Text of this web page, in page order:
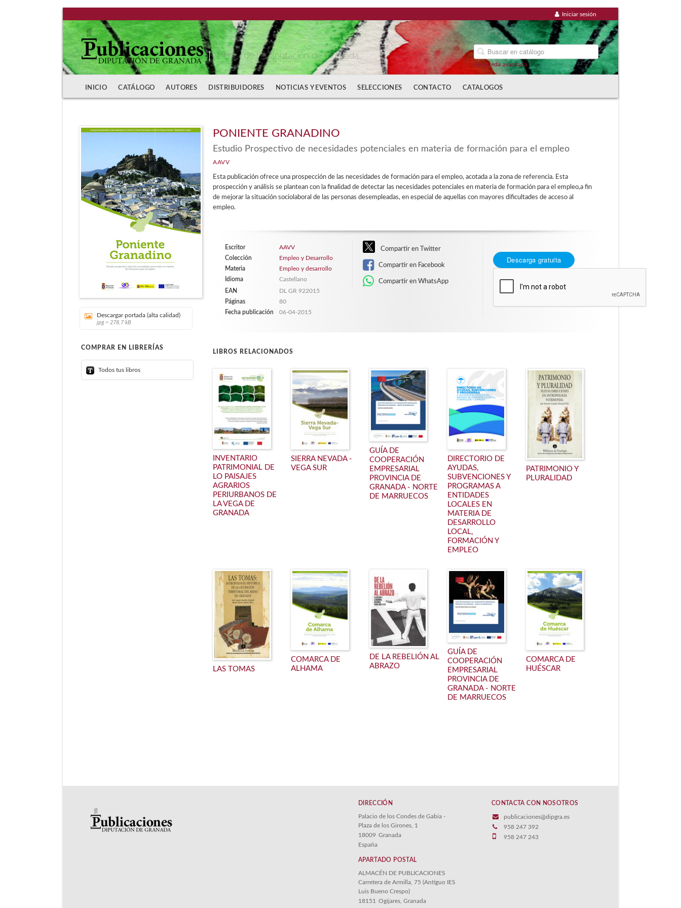
Iniciar sesión
Libros de la Diputación de Granada
Búsqueda avanzada
INICIO CATÁLOGO AUTORES DISTRIBUIDORES NOTICIAS Y EVENTOS SELECCIONES CONTACTO CATALOGOS
Descargar portada (alta calidad)
jpg ~ 278.7 kB
COMPRAR EN LIBRERÍAS
Todos tus libros
PONIENTE GRANADINO
Estudio Prospectivo de necesidades potenciales en materia de formación para el empleo
AAVV
Esta publicación ofrece una prospección de las necesidades de formación para el empleo, acotada a la zona de referencia. Esta
prospección y análisis se plantean con la finalidad de detectar las necesidades potenciales en materia de formación para el empleo,a fin
de mejorar la situación sociolaboral de las personas desempleadas, en especial de aquellas con mayores dificultades de acceso al
empleo.
Escritor
AAVV
Colección
Empleo y Desarrollo
Materia
Empleo y desarrollo
Idioma
Castellano
EAN
DL GR 922015
Páginas
80
Fecha publicación
06-04-2015
Compartir en Twitter
Compartir en Facebook
Compartir en WhatsApp
Descarga gratuita
LIBROS RELACIONADOS
INVENTARIO
PATRIMONIAL DE
LO PAISAJES
AGRARIOS
PERIURBANOS DE
LA VEGA DE
GRANADA
SIERRA NEVADA -
VEGA SUR
GUÍA DE
COOPERACIÓN
EMPRESARIAL
PROVINCIA DE
GRANADA - NORTE
DE MARRUECOS
DIRECTORIO DE
AYUDAS,
SUBVENCIONES Y
PROGRAMAS A
ENTIDADES
LOCALES EN
MATERIA DE
DESARROLLO
LOCAL,
FORMACIÓN Y
EMPLEO
PATRIMONIO Y
PLURALIDAD
LAS TOMAS
COMARCA DE
ALHAMA
DE LA REBELIÓN AL
ABRAZO
GUÍA DE
COOPERACIÓN
EMPRESARIAL
PROVINCIA DE
GRANADA - NORTE
DE MARRUECOS
COMARCA DE
HUÉSCAR
DIRECCIÓN
Palacio de los Condes de Gabia -
Plaza de los Girones, 1
18009 Granada
España
APARTADO POSTAL
ALMACÉN DE PUBLICACIONES
Carretera de Armilla, 75 (Antiguo IES
Luis Bueno Crespo)
18151 Ogíjares, Granada
CONTACTA CON NOSOTROS
publicaciones@dipgra.es
958 247 392
958 247 243